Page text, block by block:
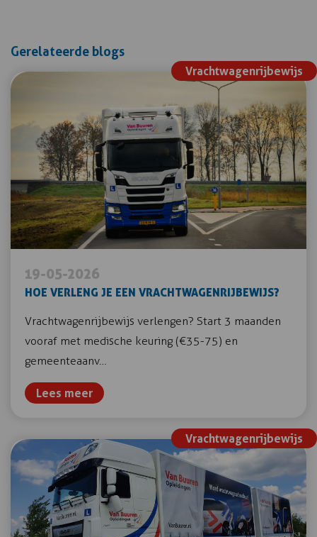
Gerelateerde blogs
Vrachtwagenrijbewijs
19-05-2026
HOE VERLENG JE EEN VRACHTWAGENRIJBEWIJS?
Vrachtwagenrijbewijs verlengen? Start 3 maanden
vooraf met medische keuring (€35-75) en
gemeenteaanv…
Lees meer
Vrachtwagenrijbewijs